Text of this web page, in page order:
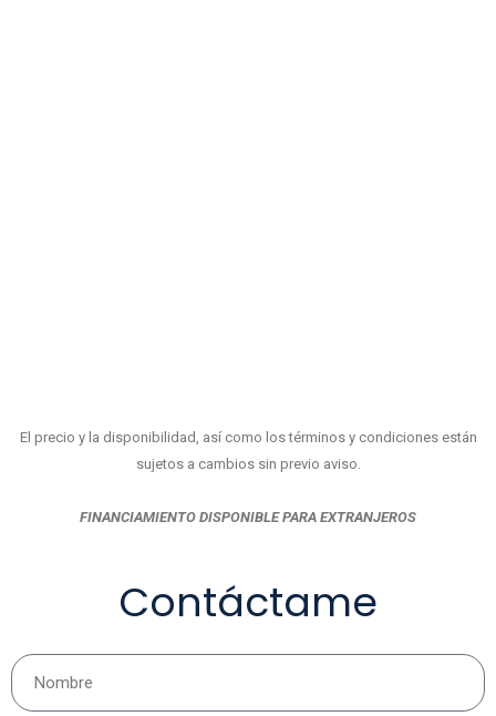
El precio y la disponibilidad, así como los términos y condiciones están
sujetos a cambios sin previo aviso.
FINANCIAMIENTO DISPONIBLE PARA EXTRANJEROS
Contáctame